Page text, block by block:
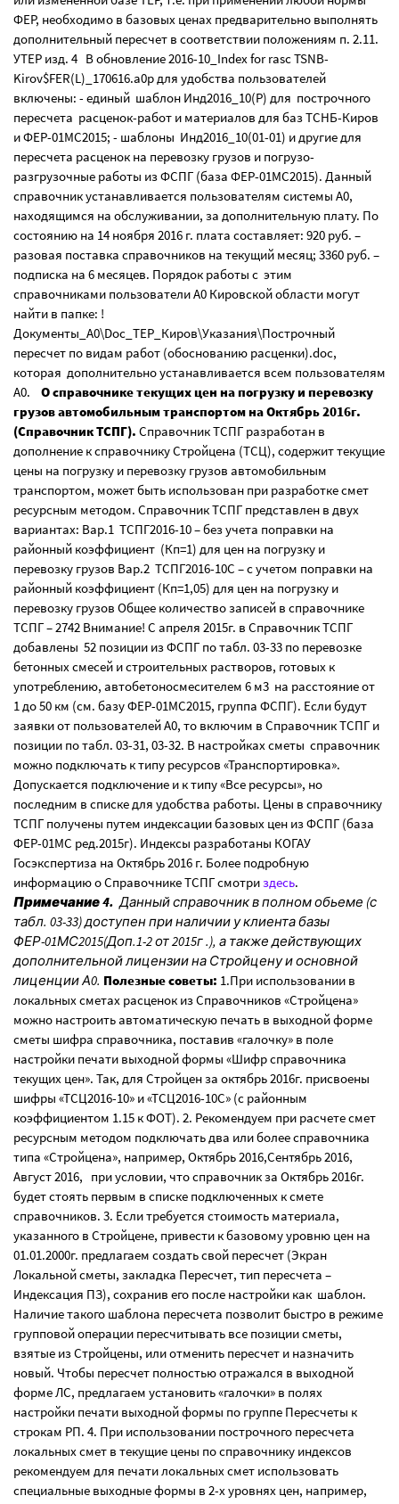
ФЕР, необходимо в базовых ценах предварительно выполнять
дополнительный пересчет в соответствии положениям п. 2.11.
УТЕР изд. 4 В обновление 2016-10_Index for rasc TSNB-
Kirov$FER(L)_170616.a0p для удобства пользователей
включены: - единый шаблон Инд2016_10(Р) для построчного
пересчета расценок-работ и материалов для баз ТСНБ-Киров
и ФЕР-01МС2015; - шаблоны Инд2016_10(01-01) и другие для
пересчета расценок на перевозку грузов и погрузо-
разгрузочные работы из ФСПГ (база ФЕР-01МС2015). Данный
справочник устанавливается пользователям системы А0,
находящимся на обслуживании, за дополнительную плату. По
состоянию на 14 ноября 2016 г. плата составляет: 920 руб. –
разовая поставка справочников на текущий месяц; 3360 руб. –
подписка на 6 месяцев. Порядок работы с этим
справочниками пользователи А0 Кировской области могут
найти в папке: !
Документы_А0\Doc_ТЕР_Киров\Указания\Построчный
пересчет по видам работ (обоснованию расценки).doc,
которая дополнительно устанавливается всем пользователям
А0.
О справочнике текущих цен на погрузку и перевозку
грузов автомобильным транспортом на Октябрь 2016г.
(Справочник ТСПГ). Справочник ТСПГ разработан в
дополнение к справочнику Стройцена (ТСЦ), содержит текущие
цены на погрузку и перевозку грузов автомобильным
транспортом, может быть использован при разработке смет
ресурсным методом. Справочник ТСПГ представлен в двух
вариантах: Вар.1 ТСПГ2016-10 – без учета поправки на
районный коэффициент (Кп=1) для цен на погрузку и
перевозку грузов Вар.2 ТСПГ2016-10С – с учетом поправки на
районный коэффициент (Кп=1,05) для цен на погрузку и
перевозку грузов Общее количество записей в справочнике
ТСПГ – 2742 Внимание! С апреля 2015г. в Справочник ТСПГ
добавлены 52 позиции из ФСПГ по табл. 03-33 по перевозке
бетонных смесей и строительных растворов, готовых к
употреблению, автобетоносмесителем 6 м3 на расстояние от
1 до 50 км (см. базу ФЕР-01МС2015, группа ФСПГ). Если будут
заявки от пользователей А0, то включим в Справочник ТСПГ и
позиции по табл. 03-31, 03-32. В настройках сметы справочник
можно подключать к типу ресурсов «Транспортировка».
Допускается подключение и к типу «Все ресурсы», но
последним в списке для удобства работы. Цены в справочнику
ТСПГ получены путем индексации базовых цен из ФСПГ (база
ФЕР-01МС ред.2015г). Индексы разработаны КОГАУ
Госэкспертиза на Октябрь 2016 г. Более подробную
информацию о Справочнике ТСПГ смотриздесь.
Примечание 4. Данный справочник в полном обьеме (с
табл. 03-33) доступен при наличии у клиента базы
ФЕР-01МС2015(Доп.1-2 от 2015г .), а также действующих
дополнительной лицензии на Стройцену и основной
лиценции А0. Полезные советы: 1.При использовании в
локальных сметах расценок из Справочников «Стройцена»
можно настроить автоматическую печать в выходной форме
сметы шифра справочника, поставив «галочку» в поле
настройки печати выходной формы «Шифр справочника
текущих цен». Так, для Стройцен за октябрь 2016г. присвоены
шифры «ТСЦ2016-10» и «ТСЦ2016-10С» (с районным
коэффициентом 1.15 к ФОТ). 2. Рекомендуем при расчете смет
ресурсным методом подключать два или более справочника
типа «Стройцена», например, Октябрь 2016,Сентябрь 2016,
Август 2016, при условии, что справочник за Октябрь 2016г.
будет стоять первым в списке подключенных к смете
справочников. 3. Если требуется стоимость материала,
указанного в Стройцене, привести к базовому уровню цен на
01.01.2000г. предлагаем создать свой пересчет (Экран
Локальной сметы, закладка Пересчет, тип пересчета –
Индексация ПЗ), сохранив его после настройки как шаблон.
Наличие такого шаблона пересчета позволит быстро в режиме
групповой операции пересчитывать все позиции сметы,
взятые из Стройцены, или отменить пересчет и назначить
новый. Чтобы пересчет полностью отражался в выходной
форме ЛС, предлагаем установить «галочки» в полях
настройки печати выходной формы по группе Пересчеты к
строкам РП. 4. При использовании построчного пересчета
локальных смет в текущие цены по справочнику индексов
рекомендуем для печати локальных смет использовать
специальные выходные формы в 2-х уровнях цен, например,